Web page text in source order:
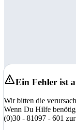
Ein Fehler ist
Wir bitten die
Wenn Du Hilfe
(0)30 - 81097 - 601